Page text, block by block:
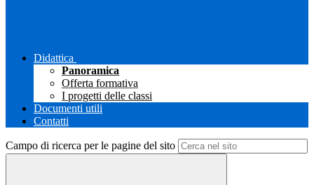
Didattica
Panoramica
Offerta formativa
I progetti delle classi
Documenti utili
Contatti
Campo di ricerca per le pagine del sito